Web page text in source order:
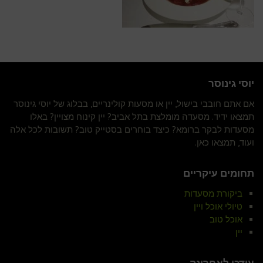
יוסי גינוסר
אם אתם חובבי בישול, יין או מסעות קולינריים, בבלוג של יוסי גינוסר
תמצאו ידיד. מסעדה מומלצת בתל אביב? יין קינוח מצויין? באלו
מסעדות לבקר ברומא? כיצד בוחרים בסטייק טוב? תשובות לכל אלה
ועוד, תמצאו כאן.
תחומים עיקריים
ביקורת מסעדות
טיולי אוכל ויין
אוכל טוב
יין